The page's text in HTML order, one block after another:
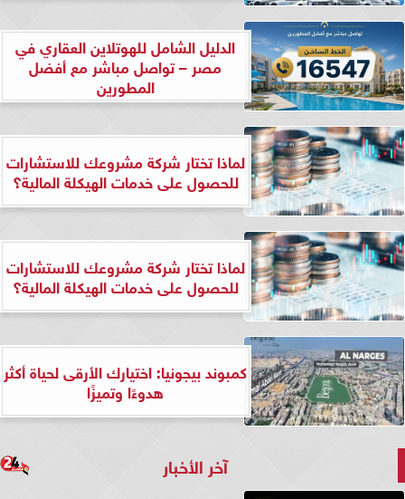
الدليل الشامل للهوتلاين العقاري في
مصر – تواصل مباشر مع أفضل
المطورين
لماذا تختار شركة مشروعك للاستشارات
للحصول على خدمات الهيكلة المالية؟
لماذا تختار شركة مشروعك للاستشارات
للحصول على خدمات الهيكلة المالية؟
كمبوند بيجونيا: اختيارك الأرقى لحياة أكثر
هدوءًا وتميزًا
آخر الأخبار